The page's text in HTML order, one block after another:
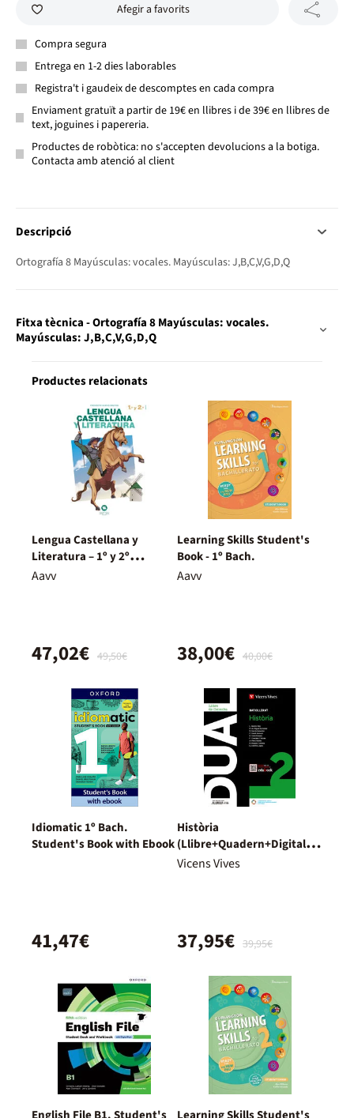
Afegir a favorits
Compra segura
Entrega en 1-2 dies laborables
Registra't i gaudeix de descomptes en cada compra
Enviament gratuït a partir de 19€ en llibres i de 39€ en llibres de
text, joguines i papereria.
Productes de robòtica: no s'accepten devolucions a la botiga.
Contacta amb atenció al client
Descripció
Ortografía 8 Mayúsculas: vocales. Mayúsculas: J,B,C,V,G,D,Q
Fitxa tècnica - Ortografía 8 Mayúsculas: vocales.
Mayúsculas: J,B,C,V,G,D,Q
Productes relacionats
Lengua Castellana y
Literatura – 1º y 2º
Bachillerato – Nuevo
Aavv
49,50€
47,02€
Learning Skills Student's
Book - 1º Bach.
Aavv
40,00€
38,00€
Idiomatic 1º Bach.
Student's Book with Ebook
41,47€
Història
(Llibre+Quadern+Digital)
Dual
Vicens Vives
39,95€
37,95€